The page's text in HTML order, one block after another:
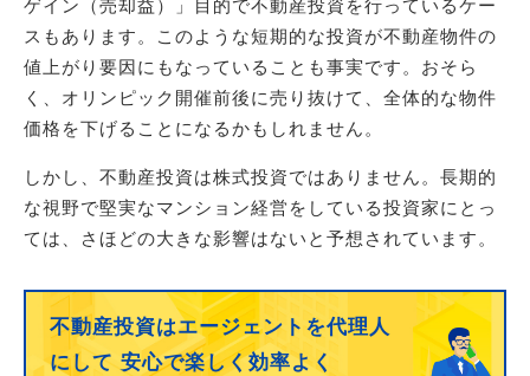
ゲイン（売却益）」目的で不動産投資を行っているケー
スもあります。このような短期的な投資が不動産物件の
値上がり要因にもなっていることも事実です。おそら
く、オリンピック開催前後に売り抜けて、全体的な物件
価格を下げることになるかもしれません。
しかし、不動産投資は株式投資ではありません。長期的
な視野で堅実なマンション経営をしている投資家にとっ
ては、さほどの大きな影響はないと予想されています。
不動産投資はエージェントを代理人
にして安心で楽しく効率よく